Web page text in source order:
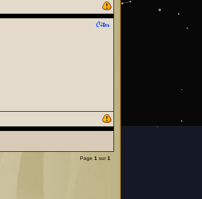
Page 1 sur1